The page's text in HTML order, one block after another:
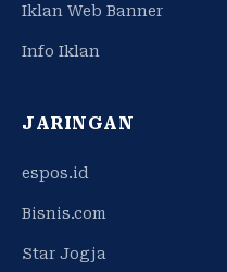
Iklan Web Banner
Info Iklan
JARINGAN
espos.id
Bisnis.com
Star Jogja